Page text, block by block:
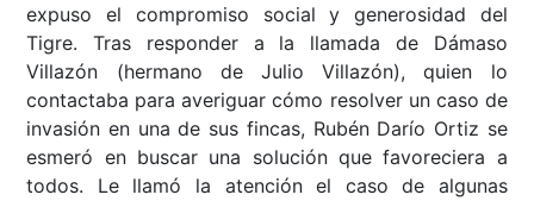
expuso el compromiso social y generosidad del
Tigre. Tras responder a la llamada de Dámaso
Villazón (hermano de Julio Villazón), quien lo
contactaba para averiguar cómo resolver un caso de
invasión en una de sus fincas, Rubén Darío Ortiz se
esmeró en buscar una solución que favoreciera a
todos. Le llamó la atención el caso de algunas